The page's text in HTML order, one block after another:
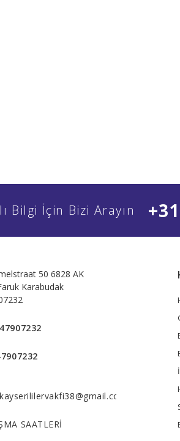
Bilgi İçin Bizi Arayın
50 6828 AK
Karabudak
SAATLERİ